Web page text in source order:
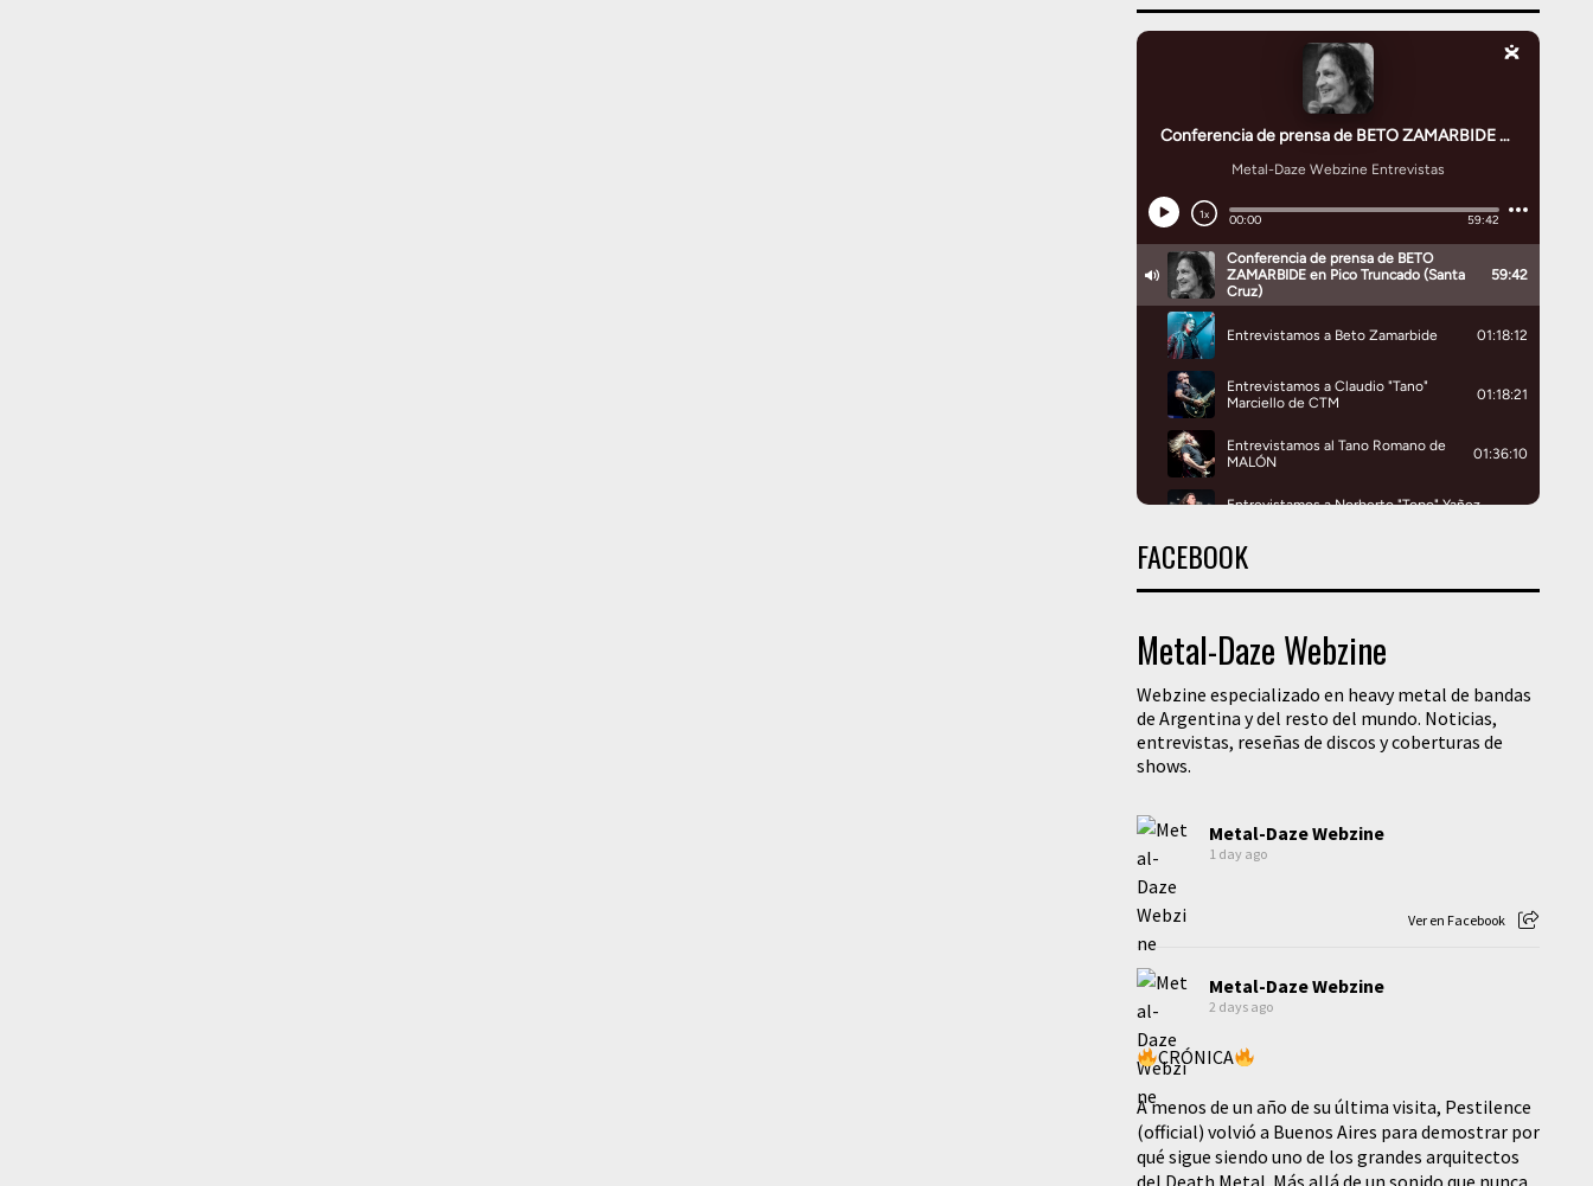
FACEBOOK
Metal-Daze Webzine
Webzine especializado en heavy metal de bandas
de Argentina y del resto del mundo. Noticias,
entrevistas, reseñas de discos y coberturas de
shows.
Metal-Daze Webzine
1 day ago
Ver en Facebook
Metal-Daze Webzine
2 days ago
CRÓNICA
A menos de un año de su última visita, Pestilence
(official) volvió a Buenos Aires para demostrar por
qué sigue siendo uno de los grandes arquitectos
del Death Metal. Más allá de un sonido que nunca